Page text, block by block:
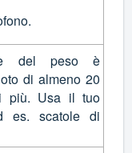
del peso è
di almeno 20
più. Usa il tuo
es. scatole di